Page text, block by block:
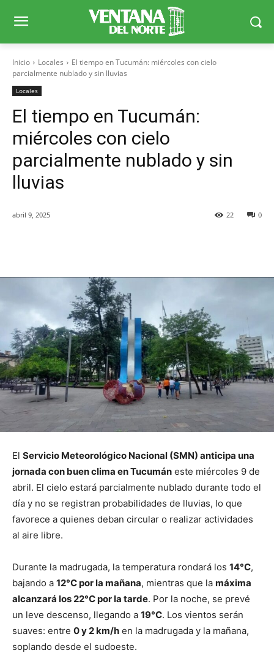
Inicio Locales
El tiempo en Tucumán: miércoles con cielo
parcialmente nublado y sin lluvias
Locales
El tiempo en Tucumán:
miércoles con cielo
parcialmente nublado y sin
lluvias
abril 9, 2025 0
22
El Servicio Meteorológico Nacional (SMN) anticipa una
jornada con buen clima en Tucumán este miércoles 9 de
abril. El cielo estará parcialmente nublado durante todo el
día y no se registran probabilidades de lluvias, lo que
favorece a quienes deban circular o realizar actividades
al aire libre.
Durante la madrugada, la temperatura rondará los 14°C,
bajando a 12°C por la mañana, mientras que la máxima
alcanzará los 22°C por la tarde. Por la noche, se prevé
un leve descenso, llegando a 19°C. Los vientos serán
suaves: entre 0 y 2 km/h en la madrugada y la mañana,
soplando desde el sudoeste.